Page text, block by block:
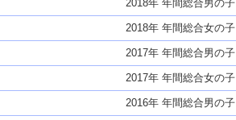
2018年 年間総合男の子
2018年 年間総合女の子
2017年 年間総合男の子
2017年 年間総合女の子
2016年 年間総合男の子